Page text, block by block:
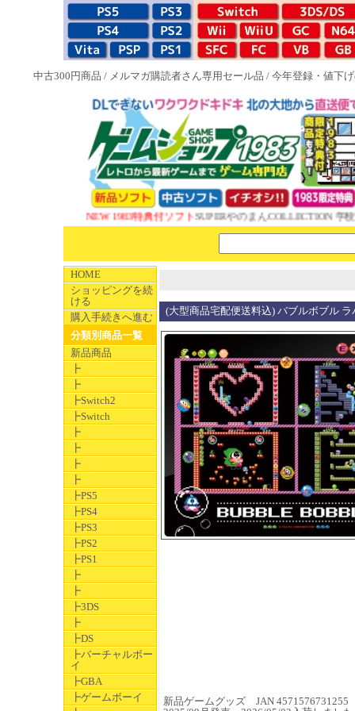
中古300円商品 / メルマガ購読者さん専用セール品 / 今年登録・値下
NEW 1983特典付ソフトSUPERやのまんCOLLECTION 学校であ
HOME
ショッピングを続
ける
購入手続きへ進む
分類別商品一覧
新品商品
┣
┣
┣Switch2
┣Switch
┣
┣
┣
┣
┣PS5
┣PS4
┣PS3
┣PS2
┣PS1
┣
┣
┣3DS
┣
┣DS
┣バーチャルボー
イ
┣GBA
┣ゲームボーイ
(大型商品宅配便送料込) バブルボブル
新品ゲームグッズ JAN 4571576731255